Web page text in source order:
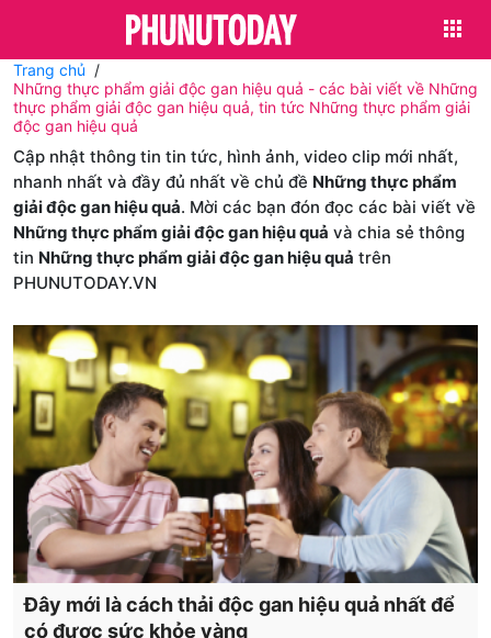
Trang chủ
Những thực phẩm giải độc gan hiệu quả - các bài viết về Những
thực phẩm giải độc gan hiệu quả, tin tức Những thực phẩm giải
độc gan hiệu quả
Cập nhật thông tin tin tức, hình ảnh, video clip mới nhất,
nhanh nhất và đầy đủ nhất về chủ đề Những thực phẩm
giải độc gan hiệu quả. Mời các bạn đón đọc các bài viết về
Những thực phẩm giải độc gan hiệu quả và chia sẻ thông
tin Những thực phẩm giải độc gan hiệu quả trên
PHUNUTODAY.VN
Đây mới là cách thải độc gan hiệu quả nhất để
có được sức khỏe vàng